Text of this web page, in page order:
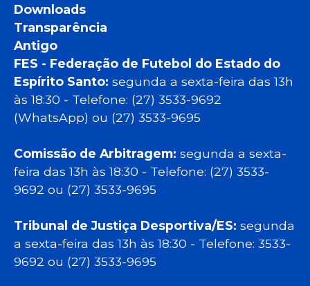
Downloads
Transparência
Antigo
FES - Federação de Futebol do Estado do
Espírito Santo: segunda a sexta-feira das 13h
às 18:30 - Telefone: (27) 3533-9692
(WhatsApp) ou (27) 3533-9695
Comissão de Arbitragem: segunda a sexta-
feira das 13h às 18:30 - Telefone: (27) 3533-
9692 ou (27) 3533-9695
Tribunal de Justiça Desportiva/ES: segunda
a sexta-feira das 13h às 18:30 - Telefone: 3533-
9692 ou (27) 3533-9695